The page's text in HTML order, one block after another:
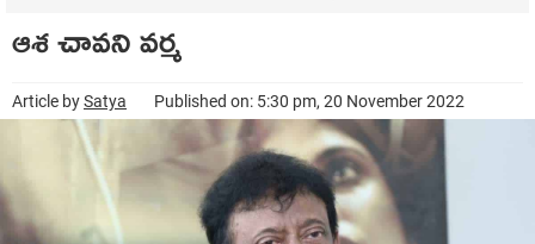
ఆశ చావని వర్మ
Article bySatya Published on: 5:30 pm, 20 November 2022